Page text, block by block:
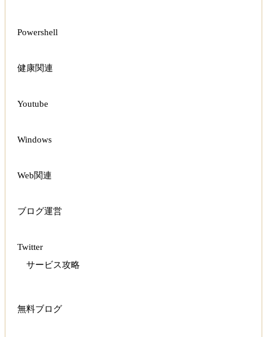
Powershell
健康関連
Youtube
Windows
Web関連
ブログ運営
Twitter
サービス攻略
無料ブログ